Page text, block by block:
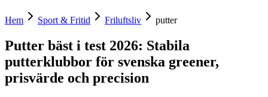
Hem Sport & Fritid Friluftsliv putter
Putter bäst i test 2026: Stabila
putterklubbor för svenska greener,
prisvärde och precision